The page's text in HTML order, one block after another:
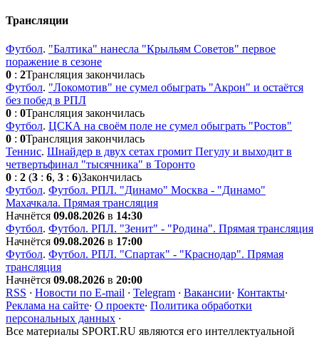
Трансляции
Футбол. "Балтика" нанесла "Крыльям Советов" первое
поражение в сезоне
0 : 2Трансляция закончилась
Футбол. "Локомотив" не сумел обыграть "Акрон" и остаётся
без побед в РПЛ
0 : 0Трансляция закончилась
Футбол. ЦСКА на своём поле не сумел обыграть "Ростов"
0 : 0Трансляция закончилась
Теннис. Шнайдер в двух сетах громит Пегулу и выходит в
четвертьфинал "тысячника" в Торонто
0 : 2 (3 : 6, 3 : 6)Закончилась
Футбол. Футбол. РПЛ. "Динамо" Москва - "Динамо"
Махачкала. Прямая трансляция
Начнётся 09.08.2026 в 14:30
Футбол. Футбол. РПЛ. "Зенит" - "Родина". Прямая трансляция
Начнётся 09.08.2026 в 17:00
Футбол. Футбол. РПЛ. "Спартак" - "Краснодар". Прямая
трансляция
Начнётся 09.08.2026 в 20:00
RSS · Новости по E-mail · Telegram · Вакансии· Контакты·
Реклама на сайте· О проекте· Политика обработки
персональных данных ·
Все материалы SPORT.RU являются его интеллектуальной